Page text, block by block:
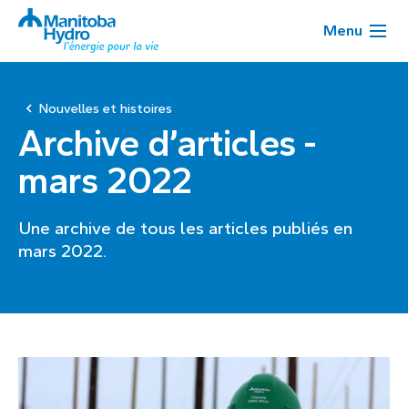
Menu
Nouvelles et histoires
Archive d’articles -
mars 2022
Une archive de tous les articles publiés en
mars 2022.
Page